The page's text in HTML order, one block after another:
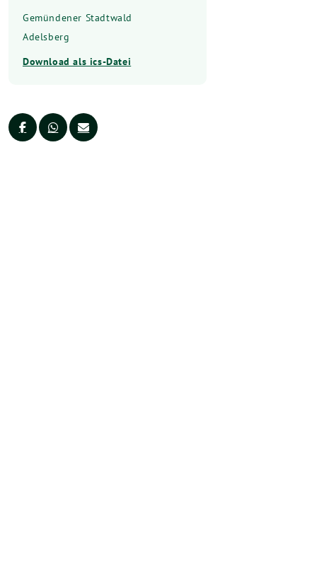
Gemündener Stadtwald
Adelsberg
Download als ics-Datei